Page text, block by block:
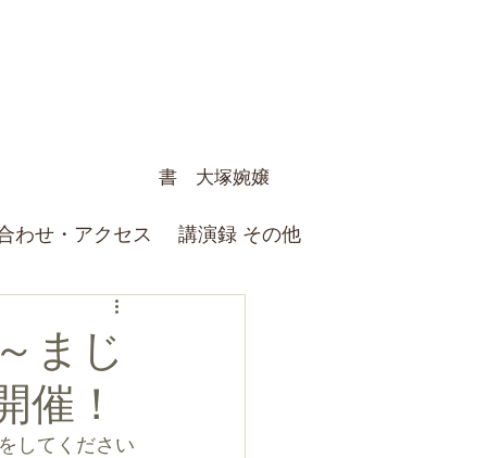
書 大塚婉嬢
わせ・アクセス 講演録 その他
まじ
催！
してください